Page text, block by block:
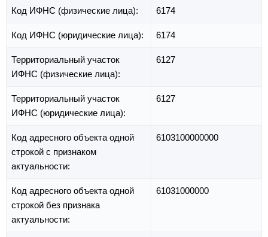
Код ИФНС (физические лица): 6174
Код ИФНС (юридические лица): 6174
Территориальный участок
ИФНС (физические лица):
6127
Территориальный участок
ИФНС (юридические лица):
6127
Код адресного объекта одной
строкой с признаком
актуальности:
6103100000000
Код адресного объекта одной
строкой без признака
актуальности:
61031000000